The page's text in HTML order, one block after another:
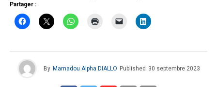
Partager :
By Mamadou Alpha DIALLO Published 30 septembre 2023